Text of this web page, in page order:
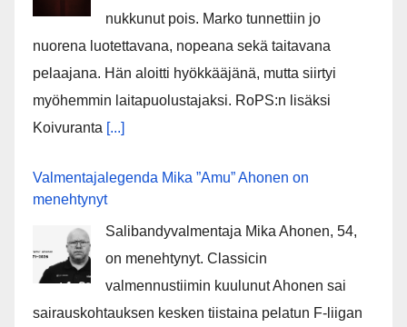
nukkunut pois. Marko tunnettiin jo
nuorena luotettavana, nopeana sekä taitavana
pelaajana. Hän aloitti hyökkääjänä, mutta siirtyi
myöhemmin laitapuolustajaksi. RoPS:n lisäksi
Koivuranta [...]
Valmentajalegenda Mika ”Amu” Ahonen on
menehtynyt
Salibandyvalmentaja Mika Ahonen, 54,
on menehtynyt. Classicin
valmennustiimin kuulunut Ahonen sai
sairauskohtauksen kesken tiistaina pelatun F-liigan